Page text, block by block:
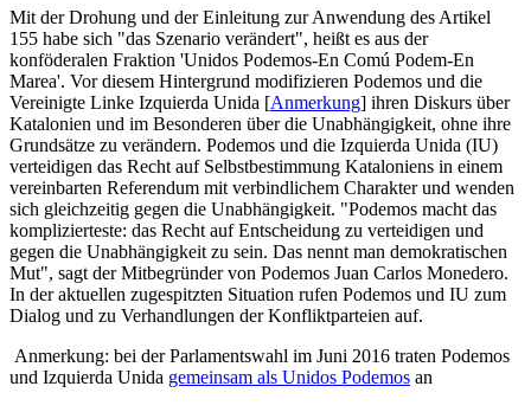
Mit der Drohung und der Einleitung zur Anwendung des Artikel
155 habe sich "das Szenario verändert", heißt es aus der
konföderalen Fraktion 'Unidos Podemos-En Comú Podem-En
Marea'. Vor diesem Hintergrund modifizieren Podemos und die
Vereinigte Linke Izquierda Unida [Anmerkung] ihren Diskurs über
Katalonien und im Besonderen über die Unabhängigkeit, ohne ihre
Grundsätze zu verändern. Podemos und die Izquierda Unida (IU)
verteidigen das Recht auf Selbstbestimmung Kataloniens in einem
vereinbarten Referendum mit verbindlichem Charakter und wenden
sich gleichzeitig gegen die Unabhängigkeit. "Podemos macht das
komplizierteste: das Recht auf Entscheidung zu verteidigen und
gegen die Unabhängigkeit zu sein. Das nennt man demokratischen
Mut", sagt der Mitbegründer von Podemos Juan Carlos Monedero.
In der aktuellen zugespitzten Situation rufen Podemos und IU zum
Dialog und zu Verhandlungen der Konfliktparteien auf.
Anmerkung: bei der Parlamentswahl im Juni 2016 traten Podemos
und Izquierda Unida gemeinsam als Unidos Podemos an